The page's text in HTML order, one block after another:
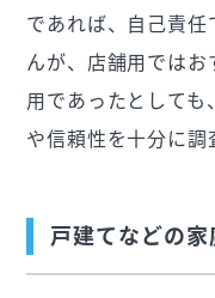
であれば、自己責
んが、店舗用では
用であったとして
や信頼性を十分に調
戸建てなどの